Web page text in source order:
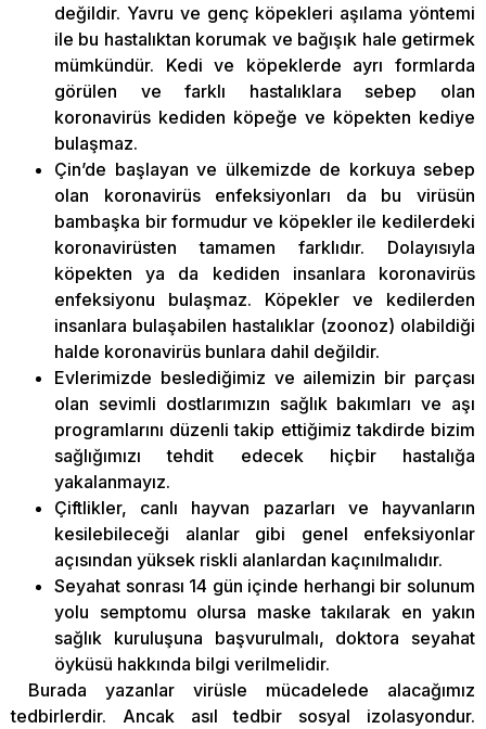
değildir. Yavru ve genç köpekleri aşılama yöntemi
ile bu hastalıktan korumak ve bağışık hale getirmek
mümkündür. Kedi ve köpeklerde ayrı formlarda
görülen ve farklı hastalıklara sebep olan
koronavirüs kediden köpeğe ve köpekten kediye
bulaşmaz.
Çin’de başlayan ve ülkemizde de korkuya sebep
olan koronavirüs enfeksiyonları da bu virüsün
bambaşka bir formudur ve köpekler ile kedilerdeki
koronavirüsten tamamen farklıdır. Dolayısıyla
köpekten ya da kediden insanlara koronavirüs
enfeksiyonu bulaşmaz. Köpekler ve kedilerden
insanlara bulaşabilen hastalıklar (zoonoz) olabildiği
halde koronavirüs bunlara dahil değildir.
Evlerimizde beslediğimiz ve ailemizin bir parçası
olan sevimli dostlarımızın sağlık bakımları ve aşı
programlarını düzenli takip ettiğimiz takdirde bizim
sağlığımızı tehdit edecek hiçbir hastalığa
yakalanmayız.
Çiftlikler, canlı hayvan pazarları ve hayvanların
kesilebileceği alanlar gibi genel enfeksiyonlar
açısından yüksek riskli alanlardan kaçınılmalıdır.
Seyahat sonrası 14 gün içinde herhangi bir solunum
yolu semptomu olursa maske takılarak en yakın
sağlık kuruluşuna başvurulmalı, doktora seyahat
öyküsü hakkında bilgi verilmelidir.
Burada yazanlar virüsle mücadelede alacağımız
tedbirlerdir. Ancak asıl tedbir sosyal izolasyondur.